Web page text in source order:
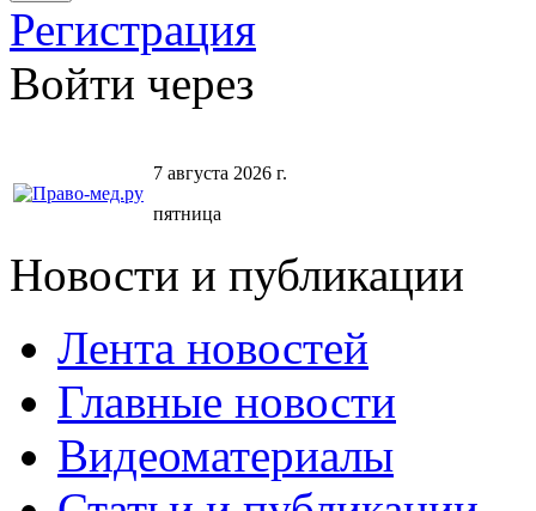
Регистрация
Войти через
7 августа 2026 г.
пятница
Новости и публикации
Лента новостей
Главные новости
Видеоматериалы